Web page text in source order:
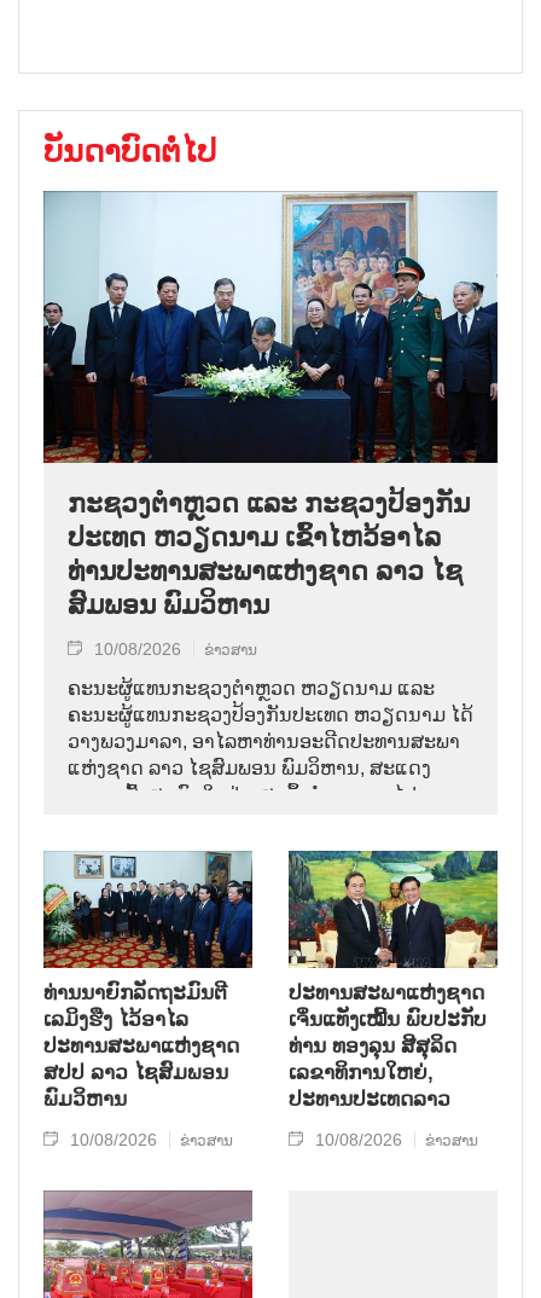
ບັນດາບົດຕໍ່ໄປ
ກະຊວງຕຳຫຼວດ ແລະ ກະຊວງປ້ອງກັນ
ປະເທດ ຫວຽດນາມ ເຂົ້າໄຫວ້ອາໄລ
ທ່ານປະທານສະພາແຫ່ງຊາດ ລາວ ໄຊ
ສົມພອນ ພົມວິຫານ
10/08/2026 ຂ່າວສານ
ຄະນະຜູ້ແທນກະຊວງຕຳຫຼວດ ຫວຽດນາມ ແລະ
ຄະນະຜູ້ແທນກະຊວງປ້ອງກັນປະເທດ ຫວຽດນາມ ໄດ້
ວາງພວງມາລາ, ອາໄລຫາທ່ານອະດີດປະທານສະພາ
ແຫ່ງຊາດ ລາວ ໄຊສົມພອນ ພົມວິຫານ, ສະແດງ
ຄວາມເສົ້າສະຫຼົດໃຈຢ່າງສຸດຊຶ້ງຕໍ່ການຈາກໄປຂອງ
ສະພາແຫ່ງຊາດ ແລະ ປະຊາຊົນ ລາວ ບັນດາເຜົ່າ.
ທ່ານນາຍົກລັດຖະມົນຕີ
ເລມິງຮືງ ໄວ້ອາໄລ
ປະທານສະພາແຫ່ງຊາດ
ສປປ ລາວ ໄຊສົມພອນ
ພົມວິຫານ
10/08/2026 ຂ່າວສານ
ປະທານສະພາແຫ່ງຊາດ
ເຈິ່ນແທັງເໝີ້ນ ພົບປະກັບ
ທ່ານ ທອງລຸນ ສີສຸລິດ
ເລຂາທິການໃຫຍ່,
ປະທານປະເທດລາວ
10/08/2026 ຂ່າວສານ